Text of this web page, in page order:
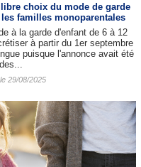
choix du mode de garde
familles monoparentales
à la garde d'enfant de 6 à 12
à partir du 1er septembre
puisque l'annonce avait été
29/08/2025